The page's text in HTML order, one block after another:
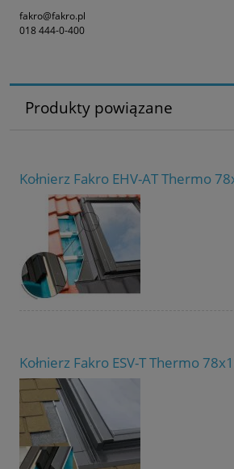
fakro@fakro.pl
018 444-0-400
Produkty powiązane
Kołnierz Fakro EHV-AT Thermo
Kołnierz Fakro ESV-T Thermo